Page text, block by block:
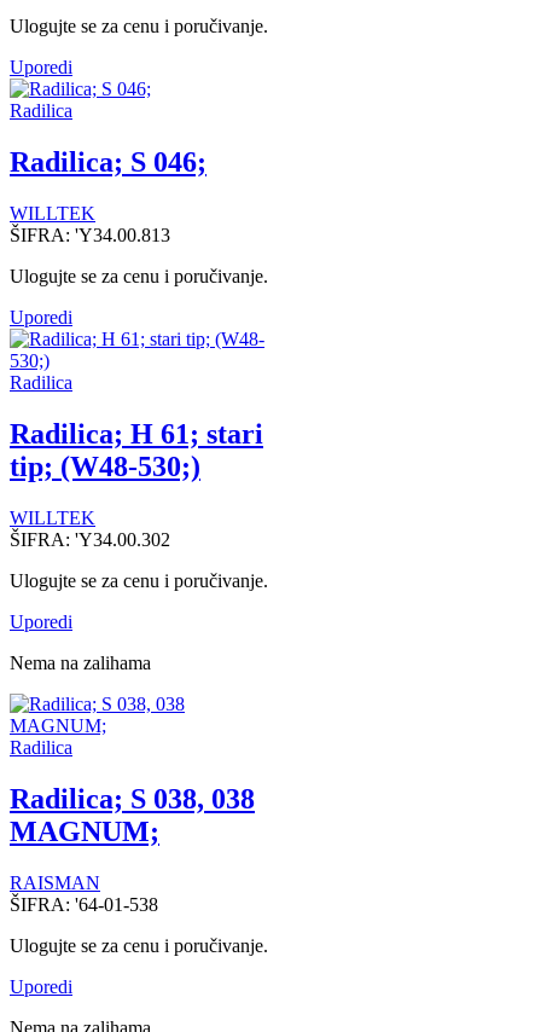
Ulogujte se za cenu i poručivanje.
Uporedi
Radilica
Radilica; S 046;
WILLTEK
ŠIFRA: 'Y34.00.813
Ulogujte se za cenu i poručivanje.
Uporedi
Radilica
Radilica; H 61; stari
tip; (W48-530;)
WILLTEK
ŠIFRA: 'Y34.00.302
Ulogujte se za cenu i poručivanje.
Uporedi
Nema na zalihama
Radilica
Radilica; S 038, 038
MAGNUM;
RAISMAN
ŠIFRA: '64-01-538
Ulogujte se za cenu i poručivanje.
Uporedi
Nema na zalihama